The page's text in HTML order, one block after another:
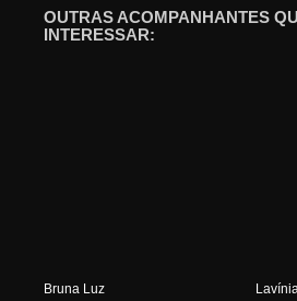
OUTRAS ACOMPANHANTES
INTERESSAR:
Bruna Luz Lavínia